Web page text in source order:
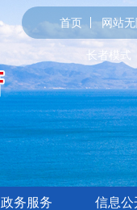
首页 网站
长者模式
政务服务 信息公